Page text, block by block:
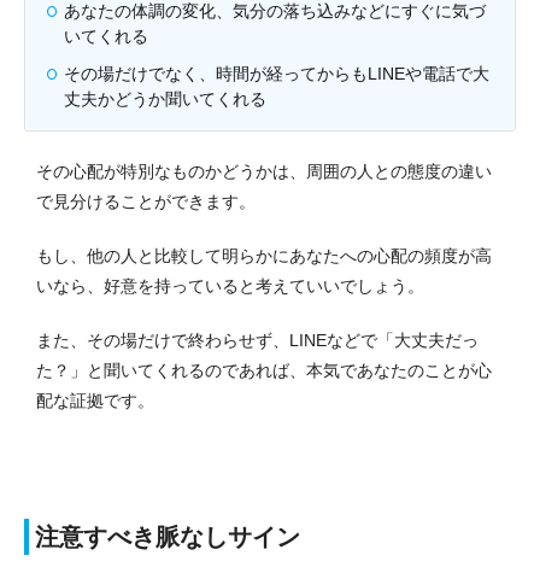
あなたの体調の変化、気分の落ち込みなどにすぐに気づ
いてくれる
その場だけでなく、時間が経ってからもLINEや電話で大
丈夫かどうか聞いてくれる
その心配が特別なものかどうかは、周囲の人との態度の違い
で見分けることができます。
もし、他の人と比較して明らかにあなたへの心配の頻度が高
いなら、好意を持っていると考えていいでしょう。
また、その場だけで終わらせず、LINEなどで「大丈夫だっ
た？」と聞いてくれるのであれば、本気であなたのことが心
配な証拠です。
注意すべき脈なしサイン